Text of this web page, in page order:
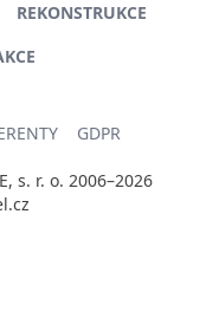
REKONSTRUKCE
GDPR
s. r. o. 2006–2026